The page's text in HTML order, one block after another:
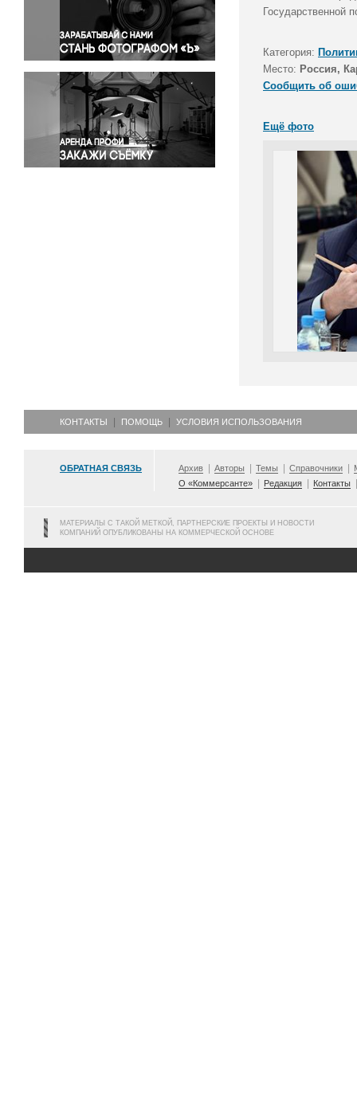
Правосудие
Происшествия и конфликты
Религия
Светская жизнь
Спорт
Экология
Экономика и бизнес
Государственной
Категория:
Место: Россия,
Сообщить об
Ещё фото
КОНТАКТЫ ПОМОЩЬ УСЛОВИЯ ИСПОЛЬЗОВАНИЯ
ОБРАТНАЯ СВЯЗЬ Архив Авторы Темы Справочники
О «Коммерсанте»
Редакция Контакты
МАТЕРИАЛЫ С ТАКОЙ МЕТКОЙ, ПАРТНЕРСКИЕ ПРОЕКТЫ И НОВОСТИ
КОМПАНИЙ ОПУБЛИКОВАНЫ НА КОММЕРЧЕСКОЙ ОСНОВЕ